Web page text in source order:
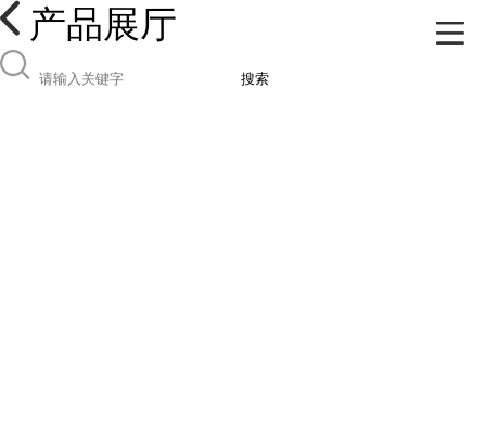
产品展厅
搜索